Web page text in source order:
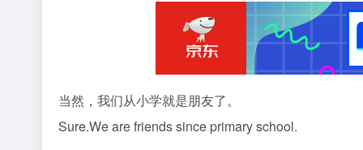
当然，我们从小学就是朋友了。
Sure.We are friends since primary school.